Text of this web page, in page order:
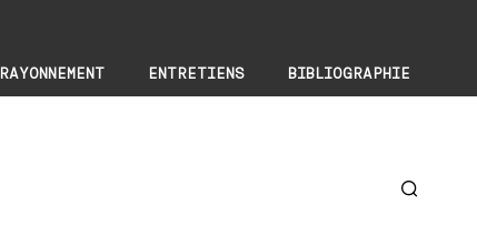
RAYONNEMENT ENTRETIENS BIBLIOGRAPHIE